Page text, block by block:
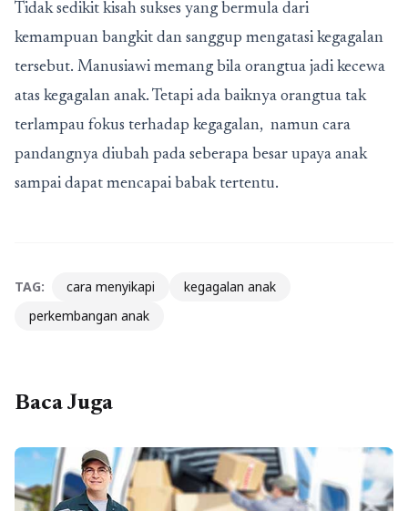
Tidak sedikit kisah sukses yang bermula dari
kemampuan bangkit dan sanggup mengatasi kegagalan
tersebut. Manusiawi memang bila orangtua jadi kecewa
atas kegagalan anak. Tetapi ada baiknya orangtua tak
terlampau fokus terhadap kegagalan, namun cara
pandangnya diubah pada seberapa besar upaya anak
sampai dapat mencapai babak tertentu.
TAG: cara menyikapi
kegagalan anak
perkembangan anak
Baca Juga